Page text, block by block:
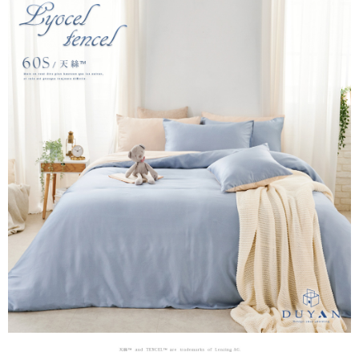
流程，驗證手機門號後，選擇欲分期的期數、繳款截止日，確認付款後即完
成交易。
3.實際核准額度、可分期數及費用金額請依後續交易確認頁面所載為準。
4.訂單成立30分鐘內，如未前往確認交易或遇審核未通過，訂單將自動取
消。如遇「轉專審核」未通過狀況，表示未達大哥付你分期系統評分，恕無
法說明評估內容。
1.分期款項不併入電信帳單，「大哥付你分期」於每月結算日後寄送繳費提
2.透過簡訊連結打開帳單後，可選擇「超商條碼／台灣大直營門市／銀行轉
帳／街口支付／iPASS MONEY」等通路繳費。
【注意事項】
1.本服務係由「台灣大哥大股份有限公司」（以下簡稱本公司）所提供，讓
用戶於交易時，得透過本服務購買商品或服務，並由商店將買賣／分期付款
買賣價金債權讓與本公司後，依約使用本公司帳單繳交帳款。
2.基於同意付款使用「大哥付你分期」之契約關係目的，商店將以您的個人
資料（包含姓名、電話或地址）提供予台灣大哥大進項蒐集、處理及利用，
由本公司與您本人進行分期帳單所需資料之確認、核對及更正。
3.完整用戶服務條款，請詳閱以下連結：
https://oppay.tw/userRule
【關於「AFTEE先享後付」】
AFTEE先享後付是「在收到商品之後才付款」的支付方式。 讓您購物簡單
便利好安心！
１．簡單：不需註冊會員、不需綁卡、不需儲值。
２．便利：只要手機號碼，簡訊認證，即可結帳。
【「AFTEE先享後付」結帳流程】
１．於結帳方式選擇「AFTEE先享後付」後，將跳轉至「AFTEE先享後付」
結帳頁面，進行簡訊認證並確認金額後，即可完成結帳。
２．訂單成立數日內，您將收到繳費通知簡訊。
３．收到繳費通知簡訊後14天內，點擊此簡訊中的連結，可透過四大超商／
ATM／網路銀行／等多元方式進行付款，方視為交易完成。
※ 請注意：結帳手續完成當下不需立刻繳費，但若您需要取消訂單，請聯絡
購買商品的店家。未經商家同意取消之訂單仍視為有效，需透過AFTEE先享
後付繳納相關費用。
※ 交易是否成功請以「AFTEE先享後付 」之結帳頁面顯示為準，若有關於
是否繳費成功／繳費後需取消欲退款等相關疑問，請聯繫「AFTEE先享後付
https://netprotections.freshdesk.com/support/home
【注意事項】
１．透過由恩沛科技股份有限公司提供之「AFTEE先享後付」服務完成之交
易，需依本服務之必要範圍內提供個人資料，並將交易相關給付款項請求債
Hami Point
「Hami Point」為中華電信所提供之點數服務，可於會員專區綁定中華電信
會員帳號後，即可在購物車使用 Hami Point 折抵消費金額 (1點等於1元)。
ATM付款
全家取貨付款
每筆NT$60，滿NT$699(含以上)免運費
付款後全家取貨
每筆NT$60，滿NT$699(含以上)免運費
7-11取貨付款
每筆NT$60，滿NT$999(含以上)免運費
每筆NT$60，滿NT$999(含以上)免運費